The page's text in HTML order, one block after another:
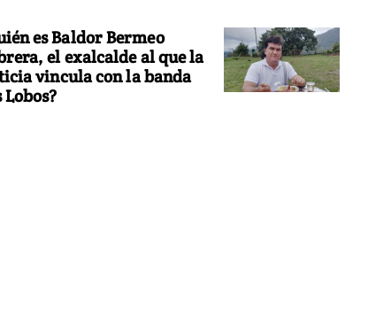
es Baldor Bermeo
el exalcalde al que la
vincula con la banda
Lobos?